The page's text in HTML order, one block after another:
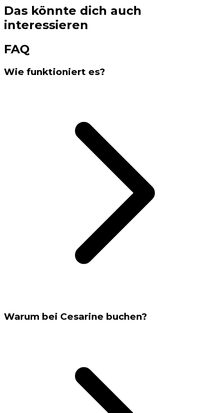
Das könnte dich auch
interessieren
FAQ
Wie funktioniert es?
Warum bei Cesarine buchen?